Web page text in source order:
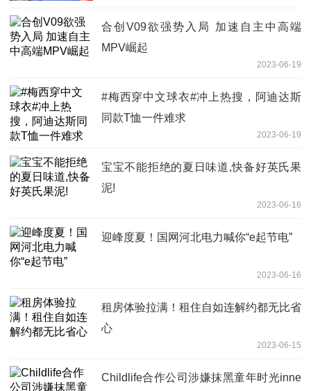
合创V09欲强势入局 加速自主中高端
MPV崛起
2023-06-19
#梅西穿中文球衣#冲上热搜，阿迪达斯
同款T恤一件难求
2023-06-19
宝宝不能拒绝的夏日味道,快备好英氏果
泥!
2023-06-16
迎峰度夏！国网河北电力喊你“e起节电”
2023-06-16
租房体验拉满！租住自如连解约都无比省
心
2023-06-15
Childlife合作公司涉嫌抹黑童年时光inne